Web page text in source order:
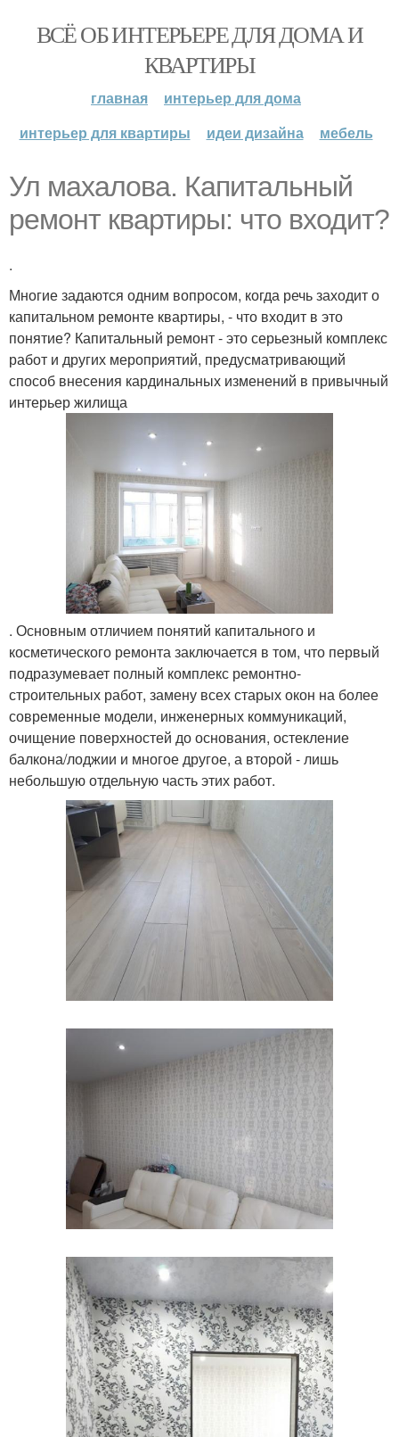
ВСЁ ОБ ИНТЕРЬЕРЕ ДЛЯ ДОМА И
КВАРТИРЫ
главная
интерьер для дома
интерьер для квартиры
идеи дизайна мебель
Ул махалова. Капитальный
ремонт квартиры: что входит?
.
Многие задаются одним вопросом, когда речь заходит о
капитальном ремонте квартиры, - что входит в это
понятие? Капитальный ремонт - это серьезный комплекс
работ и других мероприятий, предусматривающий
способ внесения кардинальных изменений в привычный
интерьер жилища
. Основным отличием понятий капитального и
косметического ремонта заключается в том, что первый
подразумевает полный комплекс ремонтно-
строительных работ, замену всех старых окон на более
современные модели, инженерных коммуникаций,
очищение поверхностей до основания, остекление
балкона/лоджии и многое другое, а второй - лишь
небольшую отдельную часть этих работ.